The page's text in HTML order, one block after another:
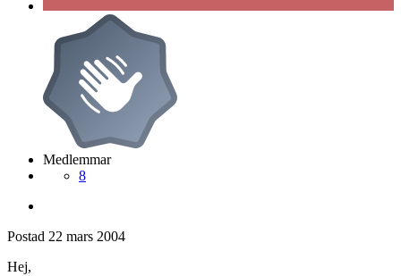
Medlemmar
8
Postad 22 mars 2004
Hej,